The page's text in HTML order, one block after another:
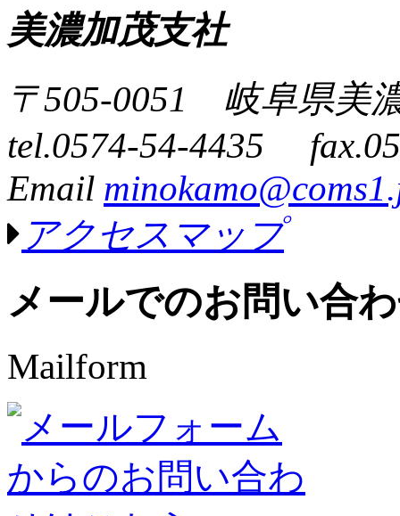
美濃加茂支社
〒505-0051 岐阜県美
tel.0574-54-4435
Email
アクセスマップ
メールでのお問い合
Mailform